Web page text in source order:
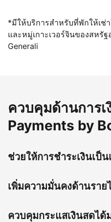
*มีให้บริการสำหรับที่พักให้เช่
และหมู่เกาะเวอร์จินของสหรั
Generali
ควบคุมด้านการเ
Payments by
ช่วยให้การชำระเงินเป็น
เพิ่มความมั่นคงด้านราย
ควบคุมกระแสเงินสดได้